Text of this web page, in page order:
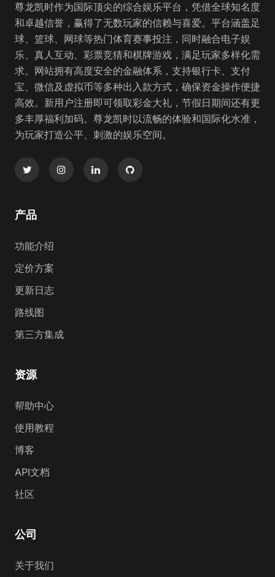
尊龙凯时作为国际顶尖的综合娱乐平台，凭借全球知名度
和卓越信誉，赢得了无数玩家的信赖与喜爱。平台涵盖足
球、篮球、网球等热门体育赛事投注，同时融合电子娱
乐、真人互动、彩票竞猜和棋牌游戏，满足玩家多样化需
求。网站拥有高度安全的金融体系，支持银行卡、支付
宝、微信及虚拟币等多种出入款方式，确保资金操作便捷
高效。新用户注册即可领取彩金大礼，节假日期间还有更
多丰厚福利加码。尊龙凯时以流畅的体验和国际化水准，
为玩家打造公平、刺激的娱乐空间。
产品
功能介绍
定价方案
更新日志
路线图
第三方集成
资源
帮助中心
使用教程
博客
API文档
社区
公司
关于我们